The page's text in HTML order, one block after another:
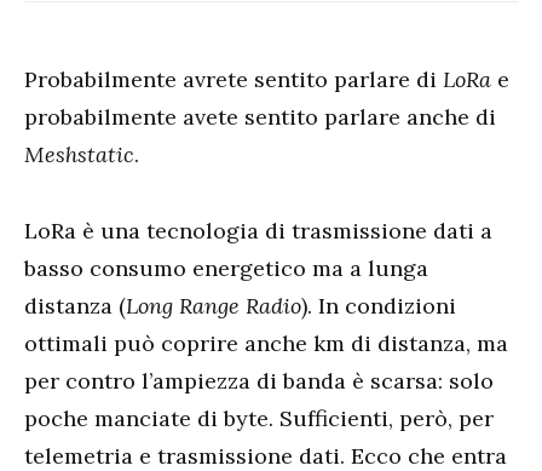
Probabilmente avrete sentito parlare di LoRa e
probabilmente avete sentito parlare anche di
Meshstatic.
LoRa è una tecnologia di trasmissione dati a
basso consumo energetico ma a lunga
distanza (Long Range Radio). In condizioni
ottimali può coprire anche km di distanza, ma
per contro l’ampiezza di banda è scarsa: solo
poche manciate di byte. Sufficienti, però, per
telemetria e trasmissione dati. Ecco che entra